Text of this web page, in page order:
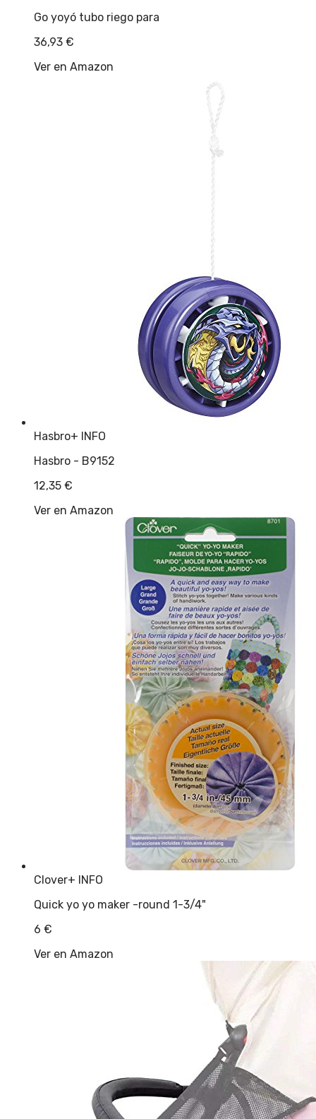
Go yoyó tubo riego para
36,93 €
Ver en Amazon
Hasbro+ INFO
Hasbro - B9152
12,35 €
Ver en Amazon
Clover+ INFO
Quick yo yo maker -round 1-3/4"
6 €
Ver en Amazon